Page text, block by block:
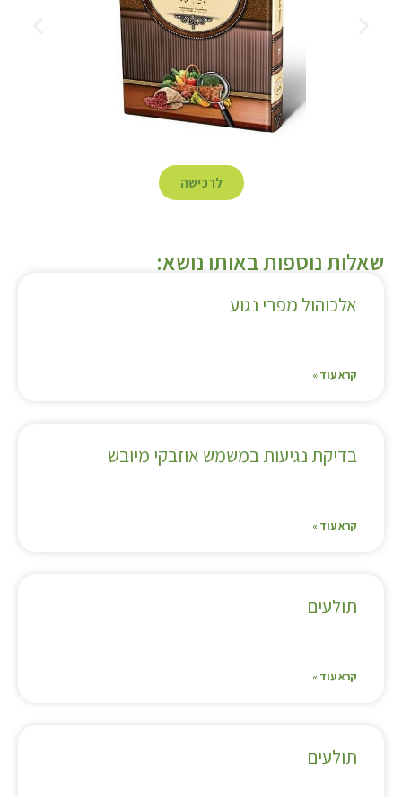
לרכישה
שאלות נוספות באותו נושא:
אלכוהול מפרי נגוע
קרא עוד »
בדיקת נגיעות במשמש אוזבקי מיובש
קרא עוד »
תולעים
קרא עוד »
תולעים